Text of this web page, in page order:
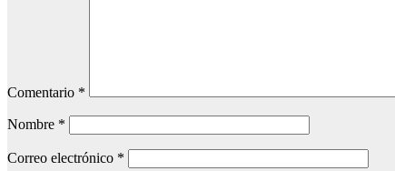
Comentario *
Nombre *
Correo electrónico *